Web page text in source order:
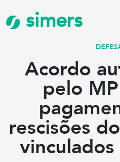
simers
Acordo
pelo
rescisões
vinculados